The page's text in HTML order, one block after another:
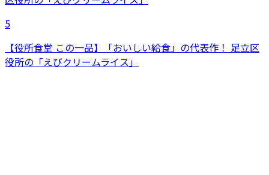
5
【役所食堂 この一品】「おいしい給食」の代表作！ 足立区
役所の「えびクリームライス」